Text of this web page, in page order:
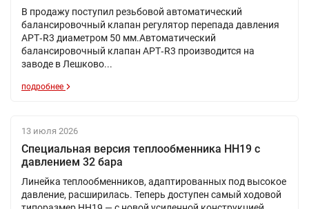
В продажу поступил резьбовой автоматический
балансировочный клапан регулятор перепада давления
APT‑R3 диаметром 50 мм .Автоматический
балансировочный клапан APT‑R3 производится на
заводе в Лешково...
подробнее
13 июля 2026
Специальная версия теплообменника НН19 с
давлением 32 бара
Линейка теплообменников, адаптированных под высокое
давление, расширилась. Теперь доступен самый ходовой